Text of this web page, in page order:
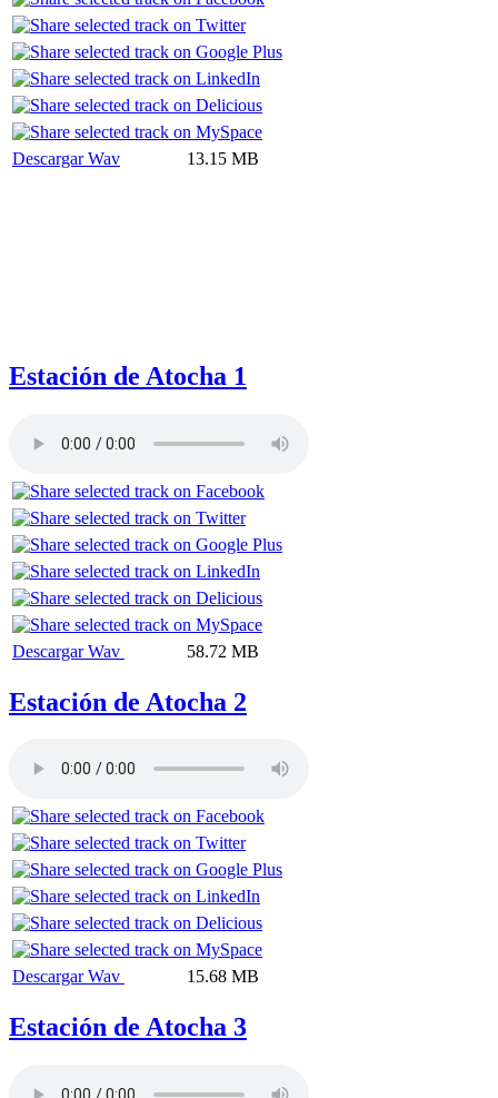
Descargar Wav 13.15 MB
Estación de Atocha 1
Descargar Wav 58.72 MB
Estación de Atocha 2
Descargar Wav 15.68 MB
Estación de Atocha 3